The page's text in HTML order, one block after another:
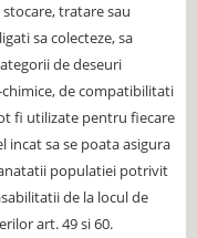
tratare sau
sa colecteze, sa
de deseuri
de compatibilitati
fi utilizate pentru fiecare
incat sa se poata asigura
populatiei potrivit
de la locul de
art. 49 si 60.